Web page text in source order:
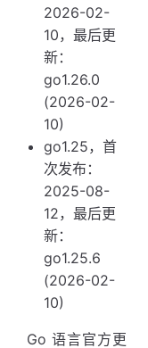
1.20
1.9
2026-02-
10，最后更
新：
go1.26.0
(2026-02-
10)
go1.25，首
次发布：
2025-08-
12，最后更
新：
go1.25.6
(2026-02-
10)
Go 语言官方更